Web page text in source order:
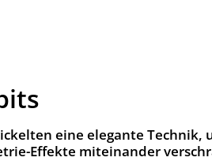
eine elegante Technik,
Effekte miteinander